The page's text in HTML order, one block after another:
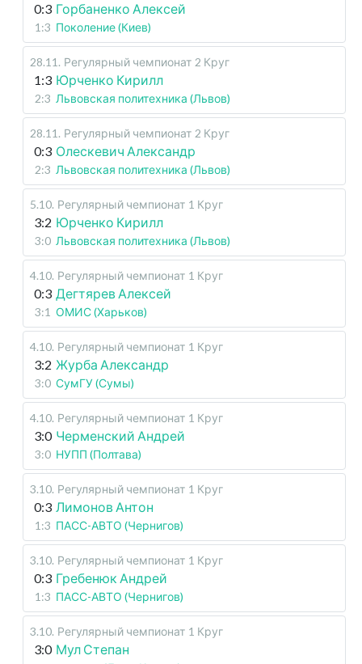
0:3 Горбаненко Алексей
1:3 Поколение (Киев)
28.11 . Регулярный чемпионат 2 Круг
1:3 Юрченко Кирилл
2:3 Львовская политехника (Львов)
28.11 . Регулярный чемпионат 2 Круг
0:3 Олескевич Александр
2:3 Львовская политехника (Львов)
5.10. Регулярный чемпионат 1 Круг
3:2 Юрченко Кирилл
3:0 Львовская политехника (Львов)
4.10. Регулярный чемпионат 1 Круг
0:3 Дегтярев Алексей
3:1 ОМИС (Харьков)
4.10. Регулярный чемпионат 1 Круг
3:2 Журба Александр
3:0 СумГУ (Сумы)
4.10. Регулярный чемпионат 1 Круг
3:0 Черменский Андрей
3:0 НУПП (Полтава)
3.10. Регулярный чемпионат 1 Круг
0:3 Лимонов Антон
1:3 ПАСС-АВТО (Чернигов)
3.10. Регулярный чемпионат 1 Круг
0:3 Гребенюк Андрей
1:3 ПАСС-АВТО (Чернигов)
3.10. Регулярный чемпионат 1 Круг
3:0 Мул Степан